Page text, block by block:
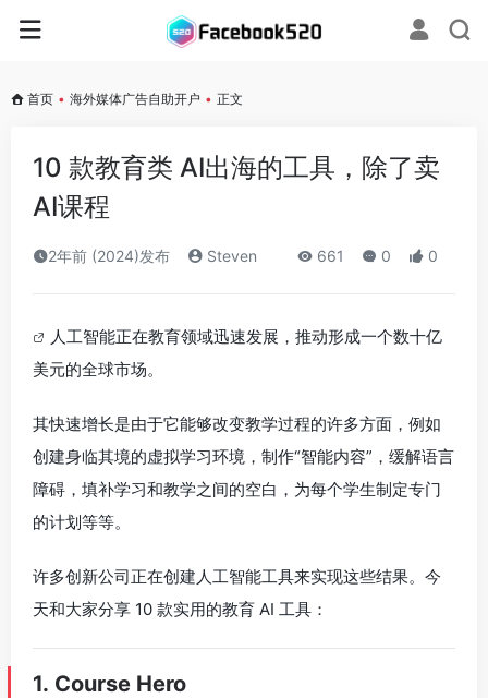
首页 • 海外媒体广告自助开户 • 正文
10 款教育类 AI出海的工具，除了卖
AI课程
2年前 (2024)发布 Steven 661 0 0
人工智能正在教育领域迅速发展，推动形成一个数十亿
美元的全球市场。
其快速增长是由于它能够改变教学过程的许多方面，例如
创建身临其境的虚拟学习环境，制作“智能内容”，缓解语言
障碍，填补学习和教学之间的空白，为每个学生制定专门
的计划等等。
许多创新公司正在创建人工智能工具来实现这些结果。今
天和大家分享 10 款实用的教育 AI 工具：
1. Course Hero